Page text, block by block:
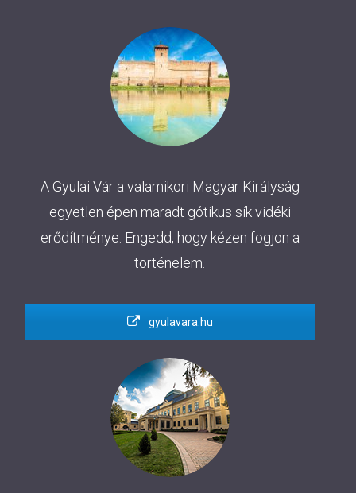
A Gyulai Vár a valamikori Magyar Királyság
egyetlen épen maradt gótikus sík vidéki
erődítménye. Engedd, hogy kézen fogjon a
történelem.
gyulavara.hu